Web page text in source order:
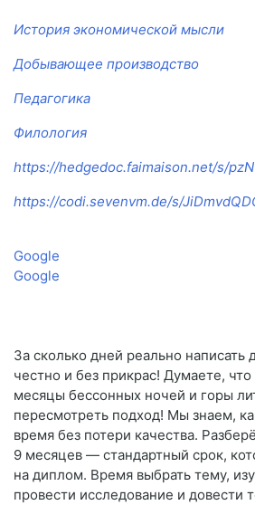
История экономической мысли
Добывающее производство
Педагогика
Филология
https://hedgedoc.faimaison.net/s/
https://codi.sevenvm.de/s/
Google
Google
За сколько дней реально написать
честно и без прикрас! Думаете,
месяцы бессонных ночей и горы
пересмотреть подход! Мы знаем,
время без потери качества.
9 месяцев — стандартный срок,
на диплом. Время выбрать тему,
провести исследование и довести